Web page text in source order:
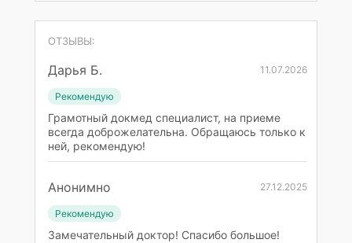
ОТЗЫВЫ:
Дарья Б. 11.07.2026
Рекомендую
Грамотный докмед специалист, на приеме
всегда доброжелательна. Обращаюсь только к
ней, рекомендую!
Анонимно 27.12.2025
Рекомендую
Замечательный доктор! Спасибо большое!